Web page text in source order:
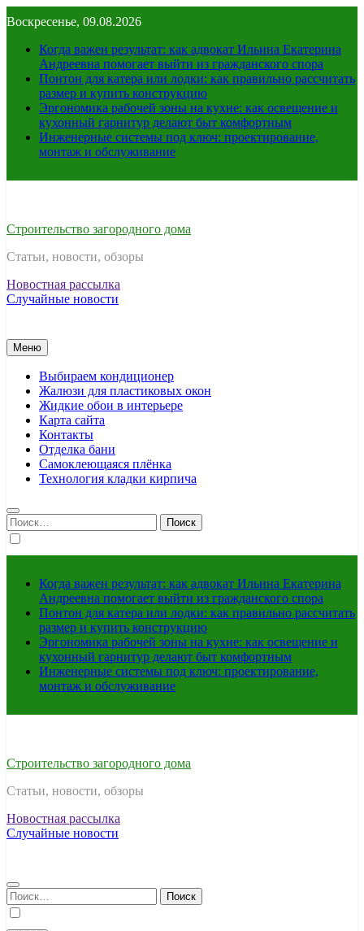
к
содержимому
Воскресенье, 09.08.2026
Когда важен результат: как адвокат Ильина Екатерина
Андреевна помогает выйти из гражданского спора
Понтон для катера или лодки: как правильно рассчитать
размер и купить конструкцию
Эргономика рабочей зоны на кухне: как освещение и
кухонный гарнитур делают быт комфортным
Инженерные системы под ключ: проектирование,
монтаж и обслуживание
Строительство загородного дома
Статьи, новости, обзоры
Новостная рассылка
Случайные новости
Меню
Выбираем кондиционер
Жалюзи для пластиковых окон
Жидкие обои в интерьере
Карта сайта
Контакты
Отделка бани
Самоклеющаяся плёнка
Технология кладки кирпича
Найти:
Когда важен результат: как адвокат Ильина Екатерина
Андреевна помогает выйти из гражданского спора
Понтон для катера или лодки: как правильно рассчитать
размер и купить конструкцию
Эргономика рабочей зоны на кухне: как освещение и
кухонный гарнитур делают быт комфортным
Инженерные системы под ключ: проектирование,
монтаж и обслуживание
Строительство загородного дома
Статьи, новости, обзоры
Новостная рассылка
Случайные новости
Найти: